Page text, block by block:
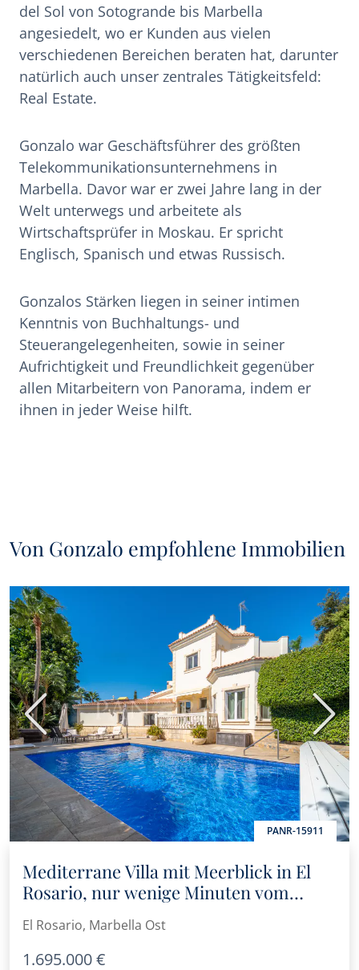
del Sol von Sotogrande bis Marbella
angesiedelt, wo er Kunden aus vielen
verschiedenen Bereichen beraten hat, darunter
natürlich auch unser zentrales Tätigkeitsfeld:
Real Estate.
Gonzalo war Geschäftsführer des größten
Telekommunikationsunternehmens in
Marbella. Davor war er zwei Jahre lang in der
Welt unterwegs und arbeitete als
Wirtschaftsprüfer in Moskau. Er spricht
Englisch, Spanisch und etwas Russisch.
Gonzalos Stärken liegen in seiner intimen
Kenntnis von Buchhaltungs- und
Steuerangelegenheiten, sowie in seiner
Aufrichtigkeit und Freundlichkeit gegenüber
allen Mitarbeitern von Panorama, indem er
ihnen in jeder Weise hilft.
Von Gonzalo empfohlene Immobilien
PANR-15911
Vorherige
Mediterrane Villa mit Meerblick in El
Rosario, nur wenige Minuten vom
Strand entfernt.
El Rosario, Marbella Ost
1.695.000 €